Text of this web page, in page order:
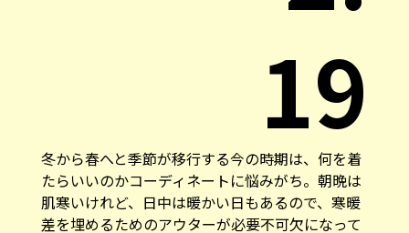
19
冬から春へと季節が移行する今の時期は、何を着
たらいいのかコーディネートに悩みがち。朝晩は
肌寒いけれど、日中は暖かい日もあるので、寒暖
差を埋めるためのアウターが必要不可欠になって